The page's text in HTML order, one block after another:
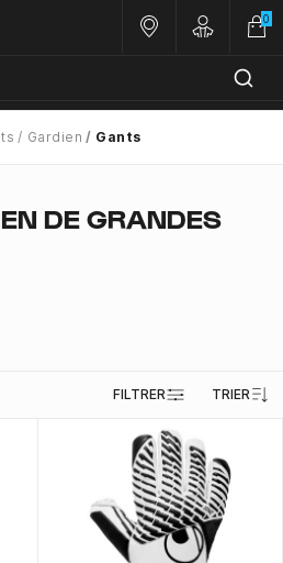
Nos magasins
Customer
0
Gardien Gants
DE GRANDES
FILTRER TRIER